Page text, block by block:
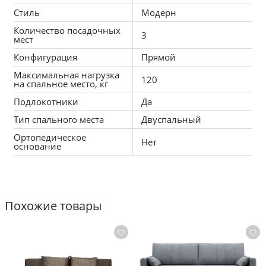
Мягкая мебель имеет удобный механизм
трансформации «Еврокнижка», справиться с,
которым может даже ребенок.  Каркас: массив
дерева(сосна), ДСП, фанера.
Механизм: еврокнижка
Ткань: Рогожка/экокожа
Спальное место (ШхДмм): 1500х1950
Наполнитель: ППУ(износостойкий, долговечный
поролон)+ пружинный блок Боннель. Возможно
установить блок независимых пружин(+ 4500
рублей).
Стиль
Модерн
Количество посадочных
мест
3
Конфигурация
Прямой
Максимальная нагрузка
на спальное место, кг
120
Подлокотники
Да
Тип спального места
Двуспальный
Ортопедическое
основание Нет
Похожие товары